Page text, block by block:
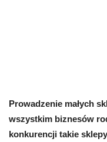
Prowadzenie małych
wszystkim biznesów
konkurencji takie